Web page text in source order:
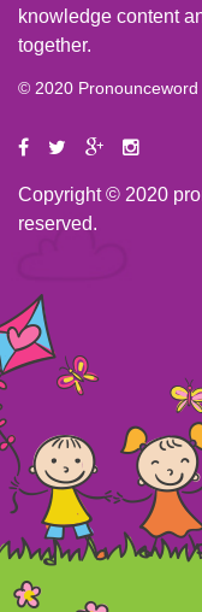
knowledge content
together.
© 2020 Pronounceword
Copyright © 2020
reserved.